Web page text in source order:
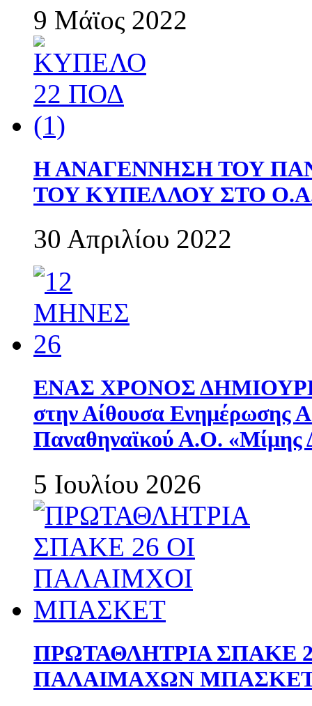
9 Μάϊος 2022
Η ΑΝΑΓΕΝΝΗΣΗ ΤΟΥ
ΤΟΥ ΚΥΠΕΛΛΟΥ ΣΤΟ
30 Απριλίου 2022
ΕΝΑΣ ΧΡΟΝΟΣ
στην Αίθουσα Ενημέρωσης
Παναθηναϊκού Α.Ο. «Μίμης
5 Ιουλίου 2026
ΠΡΩΤΑΘΛΗΤΡΙΑ ΣΠΑΚΕ
ΠΑΛΑΙΜΑΧΩΝ